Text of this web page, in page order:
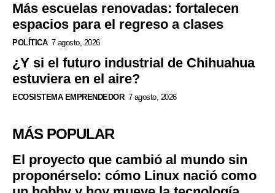
Más escuelas renovadas: fortalecen
espacios para el regreso a clases
POLÍTICA 7 agosto, 2026
¿Y si el futuro industrial de Chihuahua
estuviera en el aire?
ECOSISTEMA EMPRENDEDOR 7 agosto, 2026
MÁS POPULAR
El proyecto que cambió al mundo sin
proponérselo: cómo Linux nació como